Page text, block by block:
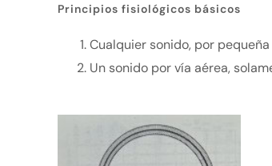
Principios fisiológicos básicos
Cualquier sonido, por
Un sonido por vía aérea,